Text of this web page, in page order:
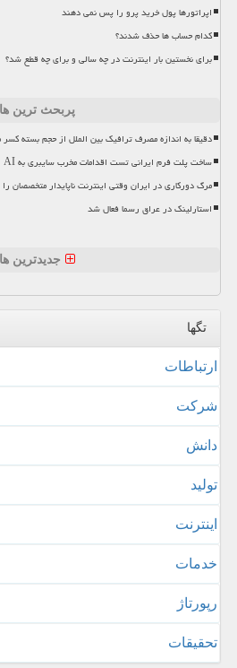
اپراتورها پول خرید پرو را پس نمی دهند
کدام حساب ها حذف شدند؟
برای نخستین بار اینترنت در چه سالی و برای چه قطع شد؟
پربحث ترین ها
دقیقا به اندازه مصرف ترافیک بین الملل از حجم بسته
ساخت پلت فرم ایرانی تست اقدامات مخرب سایبری به AI
مرگ دورکاری در ایران وقتی اینترنت ناپایدار متخصصان
استارلینک در عراق رسما فعال شد
جدیدترین ها
تگها
ارتباطات
شركت
دانش
تولید
اینترنت
خدمات
رپورتاژ
تحقیقات